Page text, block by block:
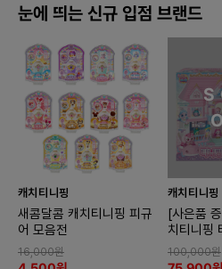
눈에 띄는 신규 입점 브랜드
캐치티니핑
새콤달콤 캐치티니핑 피규
어 모음전
16,000원
캐치티니핑
[사은품
치티니핑
하우스
100,000원